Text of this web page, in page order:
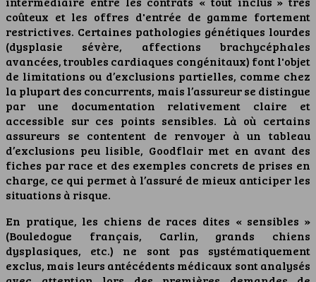
coûteux et les offres d'entrée de gamme fortement
restrictives. Certaines pathologies génétiques lourdes
(dysplasie sévère, affections brachycéphales
avancées, troubles cardiaques congénitaux) font l'objet
de limitations ou d’exclusions partielles, comme chez
la plupart des concurrents, mais l’assureur se distingue
par une documentation relativement claire et
accessible sur ces points sensibles. Là où certains
assureurs se contentent de renvoyer à un tableau
d’exclusions peu lisible, Goodflair met en avant des
fiches par race et des exemples concrets de prises en
charge, ce qui permet à l’assuré de mieux anticiper les
situations à risque.
En pratique, les chiens de races dites « sensibles »
(Bouledogue français, Carlin, grands chiens
dysplasiques, etc.) ne sont pas systématiquement
exclus, mais leurs antécédents médicaux sont analysés